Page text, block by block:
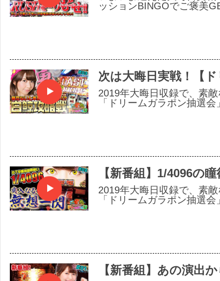
ッションBINGOでご褒美
次は大晦日実戦！【
2019年大晦日収録で、素
「ドリームガラポン抽選会
【新番組】1/4096の
2019年大晦日収録で、素
「ドリームガラポン抽選会
【新番組】あの演出